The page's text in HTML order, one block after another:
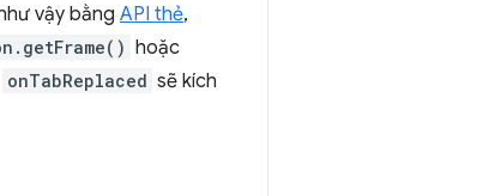
vậy bằng API thẻ,
hoặc
onTabReplaced sẽ kích